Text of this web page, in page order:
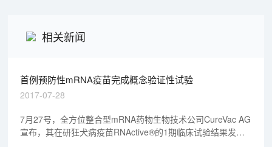
相关新闻
首例预防性mRNA疫苗完成概念验证性试验
2017-07-28
7月27号，全方位整合型mRNA药物生物技术公司CureVac AG
宣布，其在研狂犬病疫苗RNActive®的1期临床试验结果发表